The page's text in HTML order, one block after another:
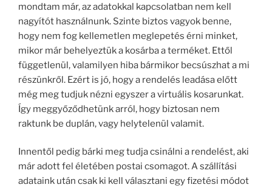
mondtam már, az adatokkal kapcsolatban nem kell
nagyítót használnunk. Szinte biztos vagyok benne,
hogy nem fog kellemetlen meglepetés érni minket,
mikor már behelyeztük a kosárba a terméket. Ettől
függetlenül, valamilyen hiba bármikor becsúszhat a mi
részünkről. Ezért is jó, hogy a rendelés leadása előtt
még meg tudjuk nézni egyszer a virtuális kosarunkat.
Így meggyőződhetünk arról, hogy biztosan nem
raktunk be duplán, vagy helytelenül valamit.
Innentől pedig bárki meg tudja csinálni a rendelést, aki
már adott fel életében postai csomagot. A szállítási
adataink után csak ki kell választani egy fizetési módot